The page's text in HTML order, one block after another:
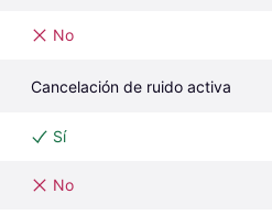
No
Cancelación de ruido activa
Sí
No